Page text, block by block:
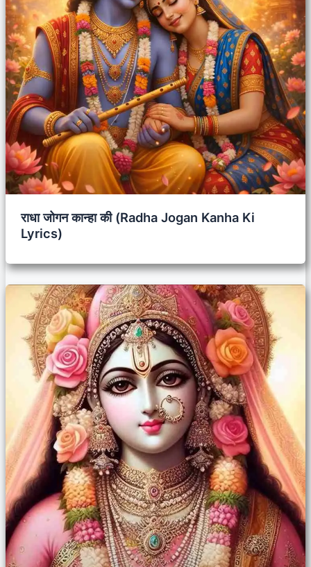
राधा जोगन कान्हा की (Radha Jogan Kanha Ki
Lyrics)